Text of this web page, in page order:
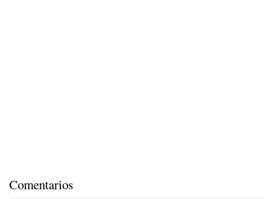
Comentarios